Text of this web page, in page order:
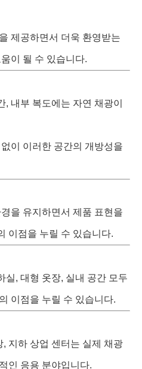
제공하면서 더욱 환영받는
이 될 수 있습니다.
내부 복도에는 자연 채광이
이 이러한 공간의 개방성을
을 유지하면서 제품 표현을
이점을 누릴 수 있습니다.
실, 대형 옷장, 실내 공간 모두
이점을 누릴 수 있습니다.
지하 상업 센터는 실제 채광
인 응용 분야입니다.